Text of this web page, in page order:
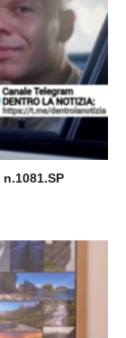
n.1081.SP